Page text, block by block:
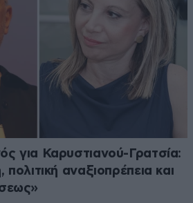
για Καρυστιανού-Γρατσία:
αναξιοπρέπεια και